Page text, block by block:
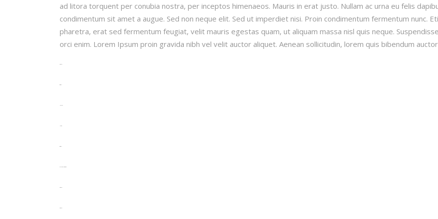
ad litora torquent per conubia nostra, per inceptos himenaeos. Mauris in erat justo. Nullam ac urna eu felis
condimentum sit amet a augue. Sed non neque elit. Sed ut imperdiet nisi. Proin condimentum fermentum nunc.
pharetra, erat sed fermentum feugiat, velit mauris egestas quam, ut aliquam massa nisl quis neque.
orci enim. Lorem Ipsum proin gravida nibh vel velit auctor aliquet. Aenean sollicitudin, lorem quis bibendum